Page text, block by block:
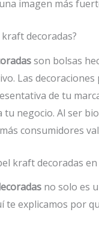
imagen más
decoradas?
son bolsas
Las
de tu
negocio. Al ser
consumidores
kraft decoradas
no solo es
te explicamos por